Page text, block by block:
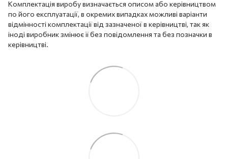
Комплектація виробу визначається описом або керівництвом
по його експлуатації, в окремих випадках можливі варіанти
відмінності комплектації від зазначеної в керівництві, так як
іноді виробник змінює її без повідомлення та без позначки в
керівництві.